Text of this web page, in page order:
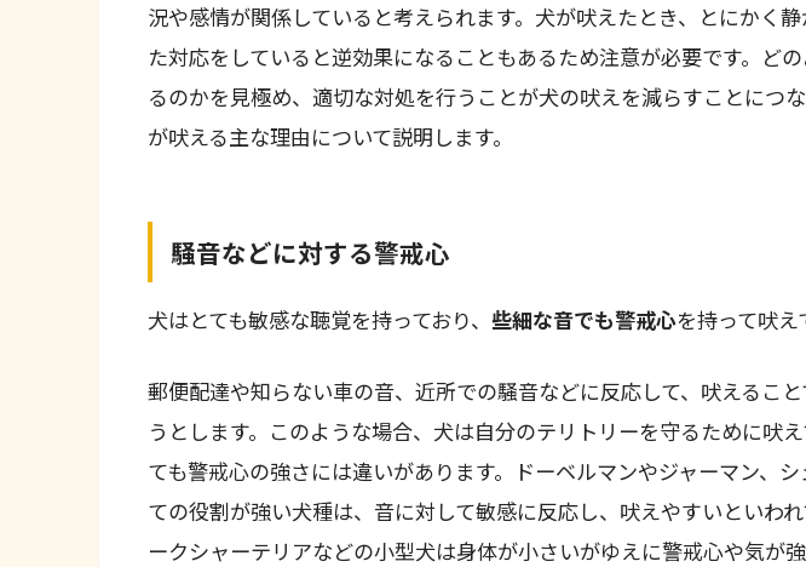
況や感情が関係していると考えられます。犬が吠えたとき、とにかく
た対応をしていると逆効果になることもあるため注意が必要です。ど
るのかを見極め、適切な対処を行うことが犬の吠えを減らすことにつ
が吠える主な理由について説明します。
騒音などに対する警戒心
犬はとても敏感な聴覚を持っており、 些細な音でも警戒心を持って吠え
郵便配達や知らない車の音、近所での騒音などに反応して、吠えるこ
うとします。このような場合、犬は自分のテリトリーを守るために吠
ても警戒心の強さには違いがあります。ドーベルマンやジャーマン、
ての役割が強い犬種は、音に対して敏感に反応し、吠えやすいといわ
ークシャーテリアなどの小型犬は身体が小さいがゆえに警戒心や気が